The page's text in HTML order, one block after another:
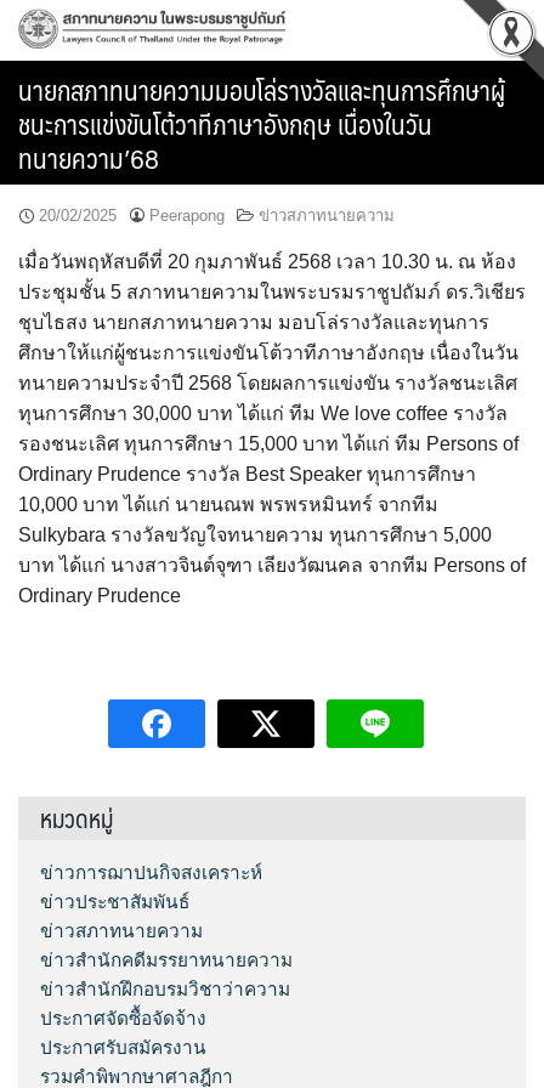
Skip
นายกสภาทนายความมอบโล่รางวัลและทุนการศึกษาผู้
ชนะการแข่งขันโต้วาทีภาษาอังกฤษ เนื่องในวัน
ทนายความ’68
20/02/2025 Peerapong ข่าวสภาทนายความ
เมื่อวันพฤหัสบดีที่ 20 กุมภาพันธ์ 2568 เวลา 10.30 น. ณ ห้อง
ประชุมชั้น 5 สภาทนายความในพระบรมราชูปถัมภ์ ดร.วิเชียร
ชุบไธสง นายกสภาทนายความ มอบโล่รางวัลและทุนการ
ศึกษาให้แก่ผู้ชนะการแข่งขันโต้วาทีภาษาอังกฤษ เนื่องในวัน
ทนายความประจำปี 2568 โดยผลการแข่งขัน รางวัลชนะเลิศ
ทุนการศึกษา 30,000 บาท ได้แก่ ทีม We love coffee รางวัล
รองชนะเลิศ ทุนการศึกษา 15,000 บาท ได้แก่ ทีม Persons of
Ordinary Prudence รางวัล Best Speaker ทุนการศึกษา
10,000 บาท ได้แก่ นายนณพ พรพรหมินทร์ จากทีม
Sulkybara รางวัลขวัญใจทนายความ ทุนการศึกษา 5,000
บาท ได้แก่ นางสาวจินต์จุฑา เลียงวัฒนคล จากทีม Persons of
Ordinary Prudence
หมวดหมู่
ข่าวการฌาปนกิจสงเคราะห์
ข่าวประชาสัมพันธ์
ข่าวสภาทนายความ
ข่าวสำนักคดีมรรยาทนายความ
ข่าวสำนักฝึกอบรมวิชาว่าความ
ประกาศจัดซื้อจัดจ้าง
ประกาศรับสมัครงาน
รวมคำพิพากษาศาลฎีกา